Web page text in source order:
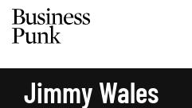
Jimmy Wales